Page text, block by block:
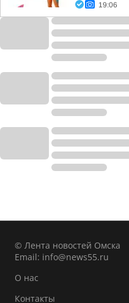
19:06
© Лента новостей Омска
Email: info@news55.ru
О нас
Контакты